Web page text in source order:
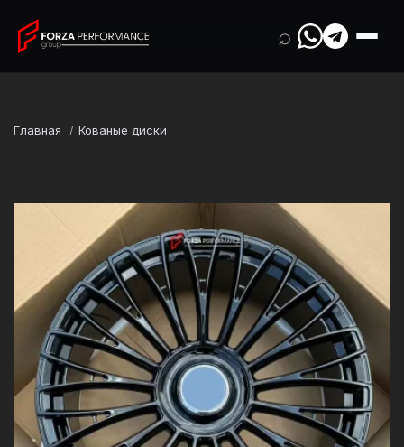
⌕
Главная Кованые диски
Rolls-Royce